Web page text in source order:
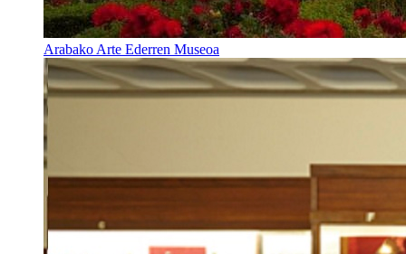
Arabako Arte Ederren Museoa